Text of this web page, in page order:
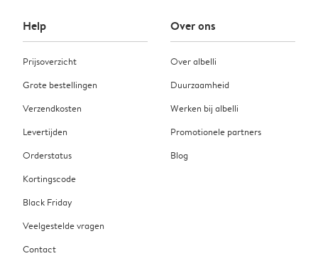
Help
Prijsoverzicht
Grote bestellingen
Verzendkosten
Levertijden
Orderstatus
Kortingscode
Black Friday
Veelgestelde vragen
Contact
Over ons
Over albelli
Duurzaamheid
Werken bij albelli
Promotionele partners
Blog